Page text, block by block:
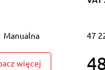
VAT 23%
Manualna
więcej : WD9028S#1.2
47